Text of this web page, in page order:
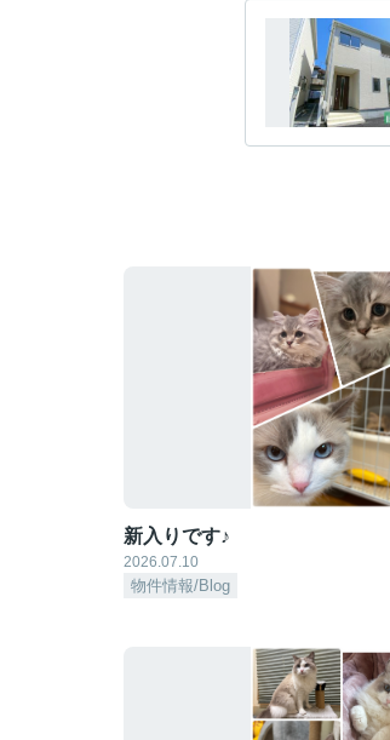
新入りです♪
2026.07.10
物件情報/Blog